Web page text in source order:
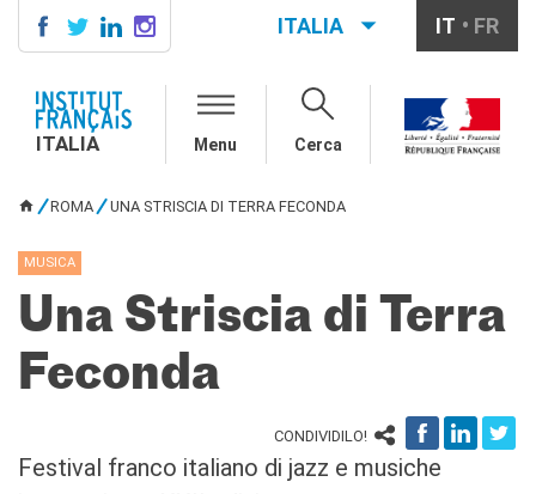
SCUOLA & UNIVERSITÀ
IL PALAZZO FARNESE
CHI SIAMO
Contatti
CERCA
ITALIA IT FR
ITALIA Menu Cerca
ROMA UNA STRISCIA DI TERRA FECONDA
MUSICA
Una Striscia di Terra
Feconda
CONDIVIDILO!
Festival franco italiano di jazz e musiche